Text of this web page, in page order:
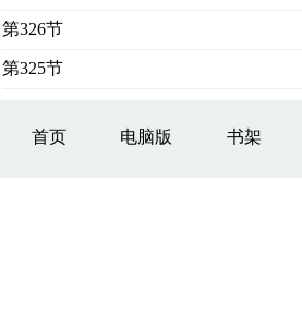
第326节
第325节
首页 电脑版 书架